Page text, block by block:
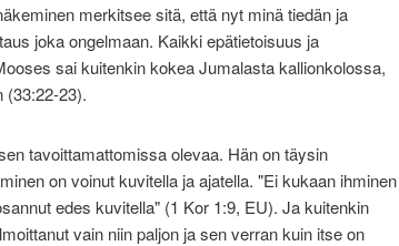
merkitsee sitä, että nyt minä tiedän ja
joka ongelmaan. Kaikki epätietoisuus ja
sai kuitenkin kokea Jumalasta kallionkolossa,
(33:22-23).
tavoittamattomissa olevaa. Hän on täysin
on voinut kuvitella ja ajatella. "Ei kukaan ihminen
edes kuvitella" (1 Kor 1:9, EU). Ja kuitenkin
vain niin paljon ja sen verran kuin itse on